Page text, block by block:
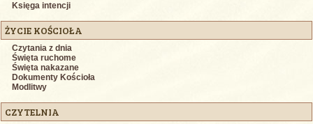
Księga intencji
ŻYCIE KOŚCIOŁA
Czytania z dnia
Święta ruchome
Święta nakazane
Dokumenty Kościoła
Modlitwy
CZYTELNIA